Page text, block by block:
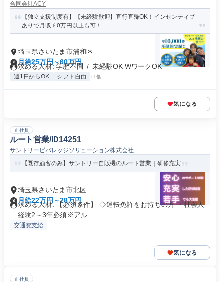
合同会社ACY
【独立支援制度有】【未経験歓迎】直行直帰OK！インセンティブ
ありで月収６0万円以上も可！
埼玉県さいたま市浦和区
月給25万円～60万円
求める人材: 学歴不問 / 未経験OK WワークOK
週1日からOK シフト自由 +1個
気になる
正社員
ルート営業/ID14251
サントリービバレッジソリューション株式会社
【既存顧客のみ】サントリー自販機のルート営業｜研修充実
埼玉県さいたま市北区
月給22万円～28万円
求める人材: 【必須条件】 ◇運転免許をお持ちの方 ・社会人
経験2～3年必須※アル...
交通費支給
気になる
正社員